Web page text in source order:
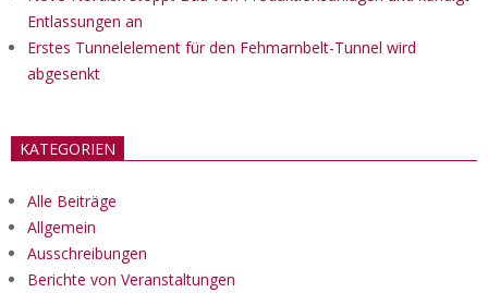
Entlassungen an
Erstes Tunnelelement für den Fehmarnbelt-Tunnel wird
abgesenkt
KATEGORIEN
Alle Beiträge
Allgemein
Ausschreibungen
Berichte von Veranstaltungen